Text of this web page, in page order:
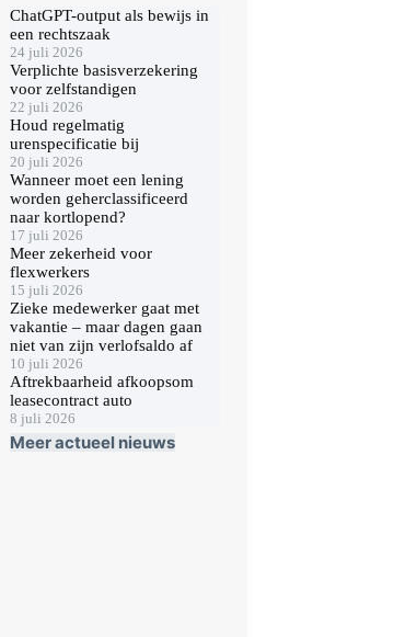
ChatGPT-output als bewijs in
een rechtszaak
24 juli 2026
Verplichte basisverzekering
voor zelfstandigen
22 juli 2026
Houd regelmatig
urenspecificatie bij
20 juli 2026
Wanneer moet een lening
worden geherclassificeerd
naar kortlopend?
17 juli 2026
Meer zekerheid voor
flexwerkers
15 juli 2026
Zieke medewerker gaat met
vakantie – maar dagen gaan
niet van zijn verlofsaldo af
10 juli 2026
Aftrekbaarheid afkoopsom
leasecontract auto
8 juli 2026
Meer actueel nieuws